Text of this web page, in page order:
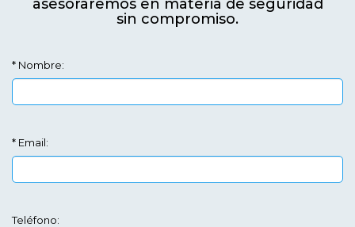
asesoraremos en materia de seguridad
sin compromiso.
* Nombre:
* Email:
Teléfono: